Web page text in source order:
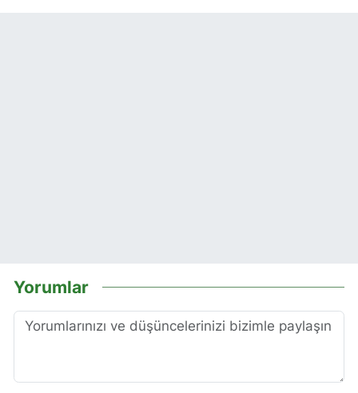
Yorumlar